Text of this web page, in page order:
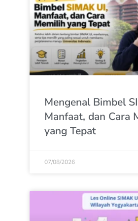
Mengenal Bimbel
Manfaat, dan Cara
yang Tepat
07/08/2026